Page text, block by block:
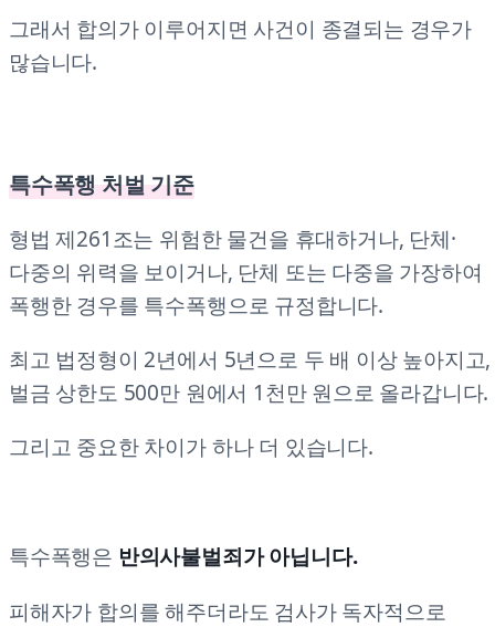
그래서 합의가 이루어지면 사건이 종결되는 경우가
많습니다.
특수폭행 처벌 기준
형법 제261조는 위험한 물건을 휴대하거나, 단체·
다중의 위력을 보이거나, 단체 또는 다중을 가장하여
폭행한 경우를 특수폭행으로 규정합니다.
최고 법정형이 2년에서 5년으로 두 배 이상 높아지고,
벌금 상한도 500만 원에서 1천만 원으로 올라갑니다.
그리고 중요한 차이가 하나 더 있습니다.
특수폭행은 반의사불벌죄가 아닙니다.
피해자가 합의를 해주더라도 검사가 독자적으로